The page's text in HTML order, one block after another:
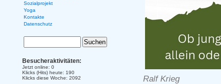
Ralf Krieg
Sozialprojekt
Yoga
Kontakte
Datenschutz
Besucheraktivitäten:
Jetzt online: 0
Klicks (Hits) heute: 190
Klicks diese Woche: 2092